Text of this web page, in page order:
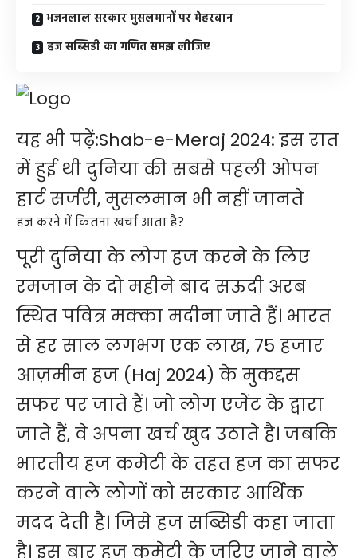
भजनलाल सरकार मुसलमानों पर मेहरबान
हज सब्सिडी का गणित समझ लीजिए
यह भी पढ़ें:Shab-e-Meraj 2024: इस रात
में हुई थी दुनिया की सबसे पहली ओपन
हार्ट सर्जरी, मुसलमान भी नहीं जानते
हज करने में कितना खर्चा आता है?
पूरी दुनिया के लोग हज करने के लिए
रमजान के दो महीने बाद सऊदी अरब
स्थित पवित्र मक्का मदीना जाते हैं। भारत
से हर साल लगभग एक लाख, 75 हजार
आज़मीन हज (Haj 2024) के मुकद्दस
सफर पर जाते हैं। जो लोग एजेंट के द्वारा
जाते हैं, वे अपना खर्च खुद उठाते है। जबकि
भारतीय हज कमेटीके तहत हज का सफर
करने वाले लोगों को सरकार आर्थिक
मदद देती है। जिसे हज सब्सिडी कहा जाता
है। इस बार हज कमेटी के जरिए जाने वाले